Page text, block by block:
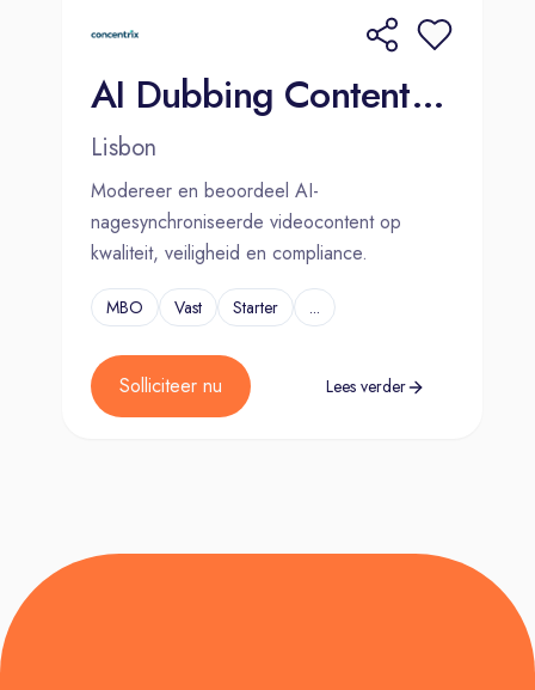
AI Dubbing Content Moderator (Dutch-Speaker) 2000€ Bonus
Lisbon
Modereer en beoordeel AI-
nagesynchroniseerde videocontent op
kwaliteit, veiligheid en compliance.
MBO Vast Starter ...
Solliciteer nu Lees verder